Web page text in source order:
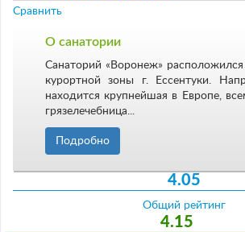
Сравнить
О санатории
Санаторий «Воронеж»
курортной зоны г. Ессентуки.
находится крупнейшая в Европе,
грязелечебница...
Подробно
4.05
Общий рейтинг
4.15